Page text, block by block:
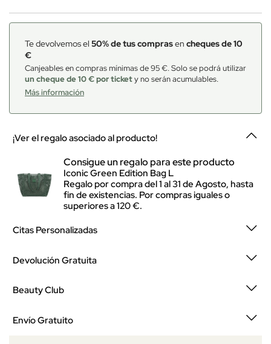
Te devolvemos el 50% de tus comprasen cheques de 10
€
Canjeables en compras mínimas de 95 €. Solo se podrá utilizar
un cheque de 10 € por tickety no serán acumulables.
Más información
¡Ver el regalo asociado al producto!
Consigue un regalo para este producto
Iconic Green Edition Bag L
Regalo por compra del 1 al 31 de Agosto, hasta
fin de existencias. Por compras iguales o
superiores a 120 €.
Citas Personalizadas
Devolución Gratuita
Beauty Club
Envío Gratuito